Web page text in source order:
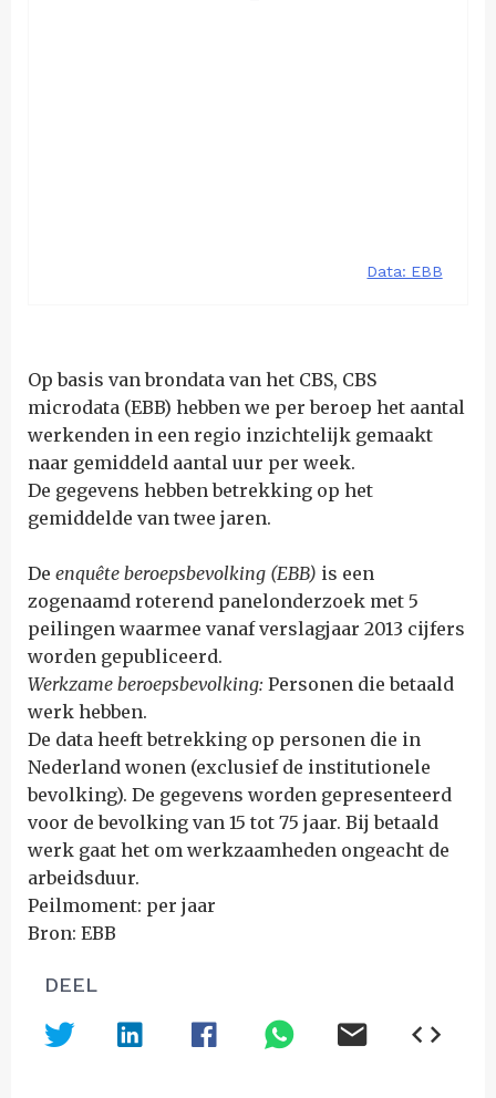
Op basis van brondata van het CBS, CBS
microdata (EBB) hebben we per beroep het aantal
werkenden in een regio inzichtelijk gemaakt
naar gemiddeld aantal uur per week.
De gegevens hebben betrekking op het
gemiddelde van twee jaren.
De enquête beroepsbevolking (EBB) is een
zogenaamd roterend panelonderzoek met 5
peilingen waarmee vanaf verslagjaar 2013 cijfers
worden gepubliceerd.
Werkzame beroepsbevolking: Personen die betaald
werk hebben.
De data heeft betrekking op personen die in
Nederland wonen (exclusief de institutionele
bevolking). De gegevens worden gepresenteerd
voor de bevolking van 15 tot 75 jaar. Bij betaald
werk gaat het om werkzaamheden ongeacht de
arbeidsduur.
Peilmoment: per jaar
Bron: EBB
DEEL